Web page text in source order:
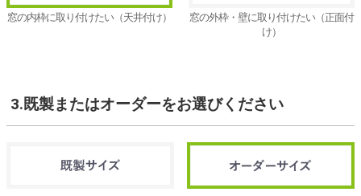
窓の内枠に取り付けたい（天井付け）
窓の外枠・壁に取り付けたい（正面付
け）
3.既製またはオーダーをお選びください